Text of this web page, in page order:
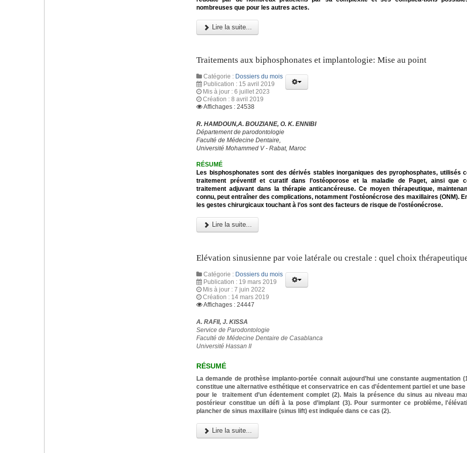
nombreuses que pour les autres actes.
Lire la suite...
Traitements aux biphosphonates et implantologie: Mise au point
Catégorie : Dossiers du mois
Publication : 15 avril 2019
Mis à jour : 6 juillet 2023
Création : 8 avril 2019
Affichages : 24538
R. HAMDOUN,A. BOUZIANE, O. K. ENNIBI
Département de parodontologie
Faculté de Médecine Dentaire,
Université Mohammed V - Rabat, Maroc
RÉSUMÉ
Les bisphosphonates sont des dérivés stables inorganiques des pyrophosphates, utilisés
traitement préventif et curatif dans l’ostéoporose et la maladie de Paget, ainsi que
traitement adjuvant dans la thérapie anticancéreuse. Ce moyen thérapeutique,
connu, peut entraîner des complications, notamment l’ostéonécrose des maxillaires (ONM).
les gestes chirurgicaux touchant à l’os sont des facteurs de risque de l’ostéonécrose.
Lire la suite...
Elévation sinusienne par voie latérale ou crestale : quel choix
Catégorie : Dossiers du mois
Publication : 19 mars 2019
Mis à jour : 7 juin 2022
Création : 14 mars 2019
Affichages : 24447
A. RAFII, J. KISSA
Service de Parodontologie
Faculté de Médecine Dentaire de Casablanca
Université Hassan II
RÉSUMÉ
La demande de prothèse implanto-portée connait aujourd’hui une constante augmentation
constitue une alternative esthétique et conservatrice en cas d’édentement partiel et une base
pour le traitement d’un édentement complet (2). Mais la présence du sinus au niveau
postérieur constitue un défi à la pose d’implant (3). Pour surmonter ce problème,
plancher de sinus maxillaire (sinus lift) est indiquée dans ce cas (2).
Lire la suite...